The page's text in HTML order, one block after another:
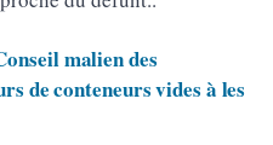
malien des
de conteneurs vides à les